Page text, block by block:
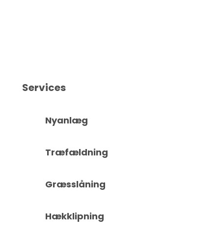
Services
Nyanlæg
Træfældning
Græsslåning
Hækklipning